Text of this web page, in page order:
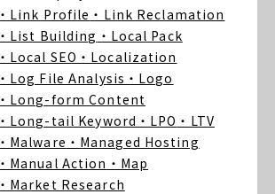
・Link Profile ・Link Reclamation
・List Building ・Local Pack
・Local SEO ・Localization
・Log File Analysis ・Logo
・Long-form Content
・Long-tail Keyword ・LPO ・LTV
・Malware ・Managed Hosting
・Manual Action ・Map
・Market Research